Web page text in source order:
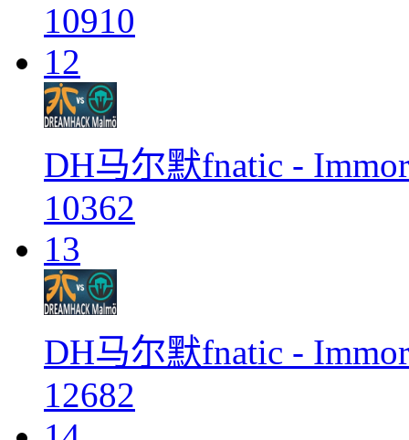
10910
12
DH马尔默fnatic -
10362
13
DH马尔默fnatic -
12682